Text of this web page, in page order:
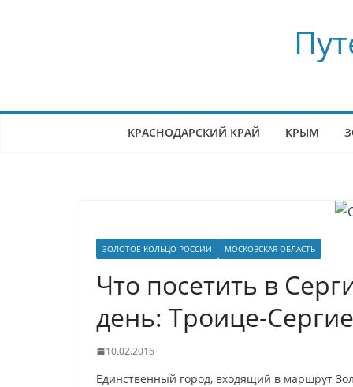
КРАСНОДАРСКИЙ КРАЙ КРЫМ
ЗОЛОТОЕ КОЛЬЦО РОССИИ МОСКОВСКАЯ ОБЛАСТЬ
Что посетить в
день: Троице-
10.02.2016
Единственный город, входящий в маршрут